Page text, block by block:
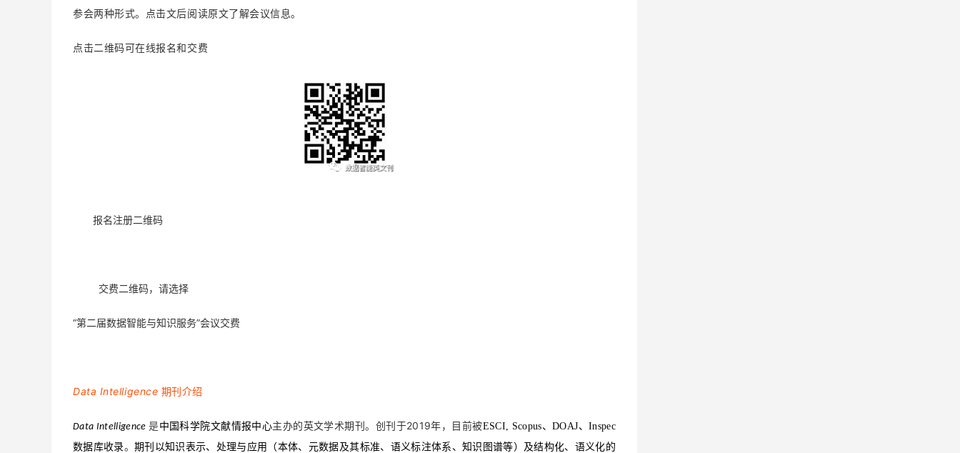
参会两种形式。 点击文后阅读原文了解会议信息。
点击二维码可在线报名和交费
报名注册二维码
交费二维码，请选择
“第二届数据智能与知识服务”会议交费
Data Intelligence 期刊介绍
Data Intelligence 是中国科学院文献情报中心主办的英文学术期刊。创刊于2019年，目前被ESCI, Scopus、DOAJ、Inspec
数据库收录。期刊以知识表示、处理与应用（本体、元数据及其标准、语义标注体系、知识图谱等）及结构化、语义化的